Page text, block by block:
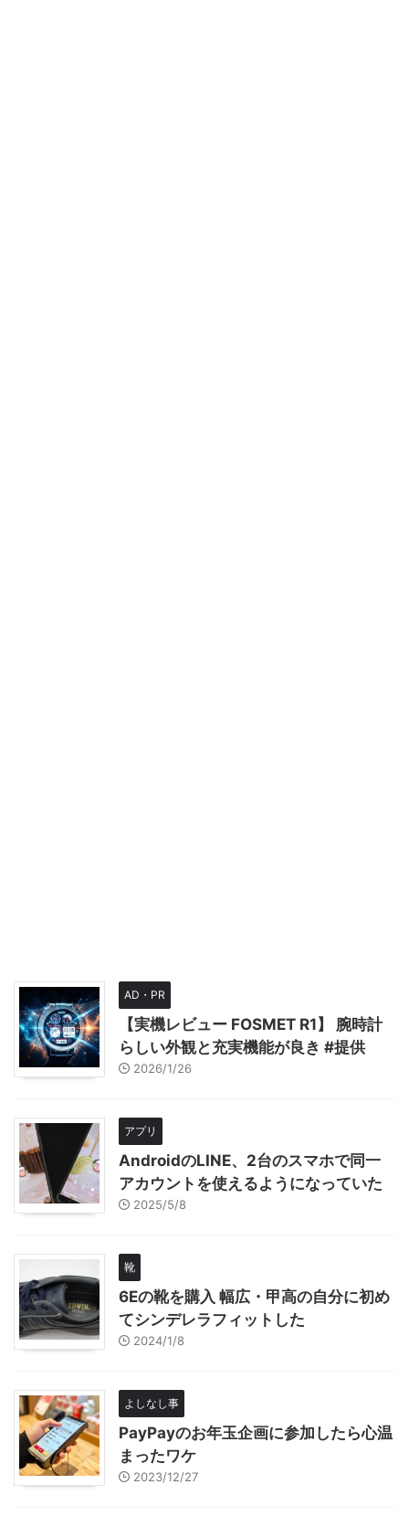
AD・PR
【実機レビュー FOSMET R1】 腕時計
らしい外観と充実機能が良き #提供
2026/1/26
アプリ
AndroidのLINE、2台のスマホで同一
アカウントを使えるようになっていた
2025/5/8
靴
6Eの靴を購入 幅広・甲高の自分に初め
てシンデレラフィットした
2024/1/8
よしなし事
PayPayのお年玉企画に参加したら心温
まったワケ
2023/12/27